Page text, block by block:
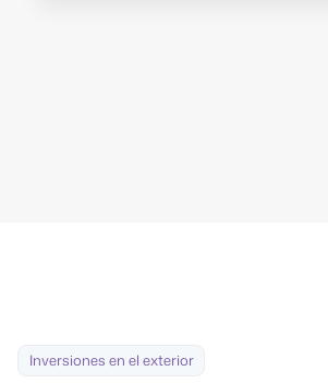
Inversiones en el exterior